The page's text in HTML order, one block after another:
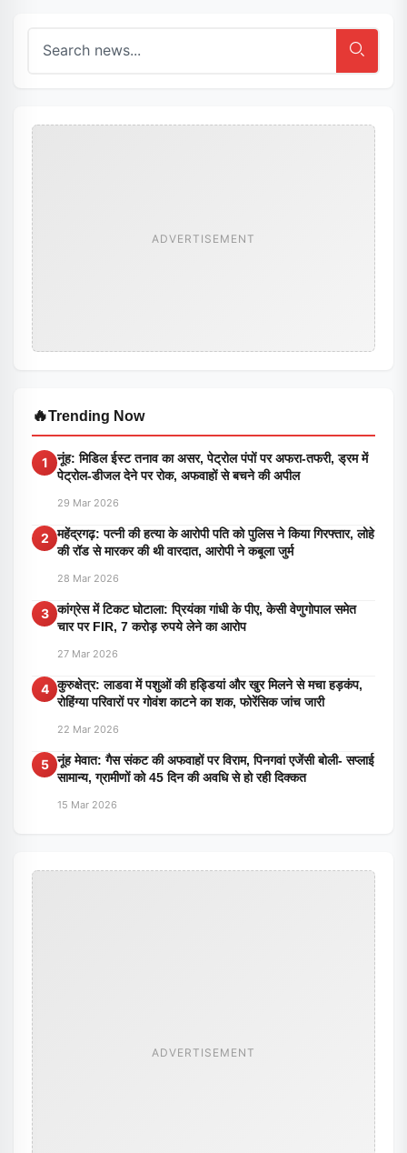
ADVERTISEMENT
🔥Trending Now
1
नूंह: मिडिल ईस्ट तनाव का असर, पेट्रोल पंपों पर अफरा-तफरी, ड्रम में
पेट्रोल-डीजल देने पर रोक, अफवाहों से बचने की अपील
29 Mar 2026
2
महेंद्रगढ़: पत्नी की हत्या के आरोपी पति को पुलिस ने किया गिरफ्तार, लोहे
की रॉड से मारकर की थी वारदात, आरोपी ने कबूला जुर्म
28 Mar 2026
3 कांग्रेस में टिकट घोटाला: प्रियंका गांधी के पीए, केसी वेणुगोपाल समेत
चार पर FIR, 7 करोड़ रुपये लेने का आरोप
27 Mar 2026
4 कुरुक्षेत्र: लाडवा में पशुओं की हड्डियां और खुर मिलने से मचा हड़कंप,
रोहिंग्या परिवारों पर गोवंश काटने का शक, फोरेंसिक जांच जारी
22 Mar 2026
5 नूंह मेवात: गैस संकट की अफवाहों पर विराम, पिनगवां एजेंसी बोली- सप्लाई
सामान्य, ग्रामीणों को 45 दिन की अवधि से हो रही दिक्कत
15 Mar 2026
ADVERTISEMENT